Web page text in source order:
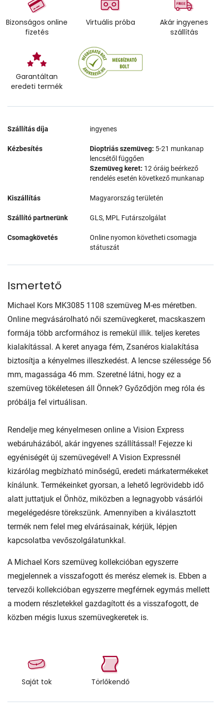
Bizonságos online
fizetés
Virtuális próba
Akár ingyenes
szállítás
Garantáltan
eredeti termék
Szállítás díja ingyenes
Kézbesítés Dioptriás szemüveg: 5-21 munkanap
lencsétől függően
Szemüveg keret: 12 óráig beérkező
rendelés esetén következő munkanap
Kiszállítás Magyarország területén
Szállító partnerünk GLS, MPL Futárszolgálat
Csomagkövetés
Online nyomon követheti csomagja
státuszát
Ismertető
Michael Kors MK3085 1108 szemüveg M-es méretben.
Online megvásárolható női szemüvegkeret, macskaszem
formája több arcformához is remekül illik. teljes keretes
kialakítással. A keret anyaga fém, Zsanéros kialakítása
biztosítja a kényelmes illeszkedést. A lencse szélessége 56
mm, magassága 46 mm. Szeretné látni, hogy ez a
szemüveg tökéletesen áll Önnek? Győződjön meg róla és
próbálja fel virtuálisan.
Rendelje meg kényelmesen online a Vision Express
webáruházából, akár ingyenes szállítással! Fejezze ki
egyéniségét új szemüvegével! A Vision Expressnél
kizárólag megbízható minőségű, eredeti márkatermékeket
kínálunk. Termékeinket gyorsan, a lehető legrövidebb idő
alatt juttatjuk el Önhöz, miközben a legnagyobb vásárlói
megelégedésre törekszünk. Amennyiben a kiválasztott
termék nem felel meg elvárásainak, kérjük, lépjen
kapcsolatba vevőszolgálatunkkal.
A Michael Kors szemüveg kollekcióban egyszerre
megjelennek a visszafogott és merész elemek is. Ebben a
tervezői kollekcióban egyszerre megférnek egymás mellett
a modern részletekkel gazdagított és a visszafogott, de
közben mégis luxus szemüvegkeretek is.
Saját tok Törlőkendő